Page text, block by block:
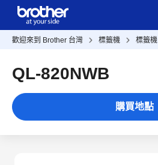
歡迎來到 Brother 台灣 標籤機 標籤機
QL-820NWB
購買地點